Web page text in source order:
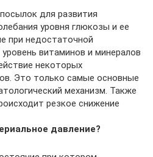
для развития
уровня глюкозы и ее
при недостаточной
витаминов и минералов
некоторых
Это только самые основные
механизм. Также
резкое снижение
давление?